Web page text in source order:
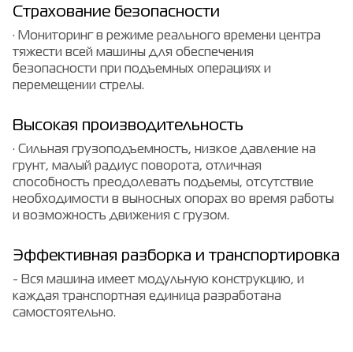
Страхование безопасности
· Мониторинг в режиме реального времени центра
тяжести всей машины для обеспечения
безопасности при подъемных операциях и
перемещении стрелы.
Высокая производительность
· Сильная грузоподъемность, низкое давление на
грунт, малый радиус поворота, отличная
способность преодолевать подъемы, отсутствие
необходимости в выносных опорах во время работы
и возможность движения с грузом.
Эффективная разборка и транспортировка
- Вся машина имеет модульную конструкцию, и
каждая транспортная единица разработана
самостоятельно.